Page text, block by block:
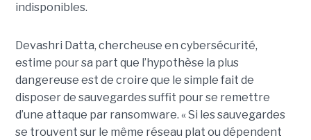
indisponibles.
Devashri Datta, chercheuse en cybersécurité,
estime pour sa part que l’hypothèse la plus
dangereuse est de croire que le simple fait de
disposer de sauvegardes suffit pour se remettre
d’une attaque par ransomware. « Si les sauvegardes
se trouvent sur le même réseau plat ou dépendent